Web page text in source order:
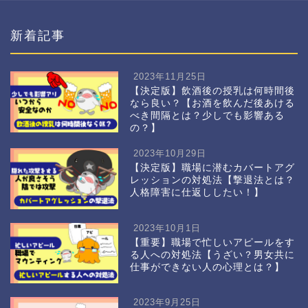
新着記事
2023年11月25日
【決定版】飲酒後の授乳は何時間後
なら良い？【お酒を飲んだ後あける
べき間隔とは？少しでも影響ある
の？】
2023年10月29日
【決定版】職場に潜むカバートアグ
レッションの対処法【撃退法とは？
人格障害に仕返ししたい！】
2023年10月1日
【重要】職場で忙しいアピールをす
る人への対処法【うざい？男女共に
仕事ができない人の心理とは？】
2023年9月25日